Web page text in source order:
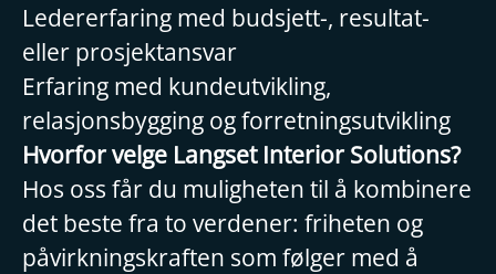
Ledererfaring med budsjett-, resultat-
eller prosjektansvar
Erfaring med kundeutvikling,
relasjonsbygging og forretningsutvikling
Hvorfor velge Langset Interior Solutions?
Hos oss får du muligheten til å kombinere
det beste fra to verdener: friheten og
påvirkningskraften som følger med å